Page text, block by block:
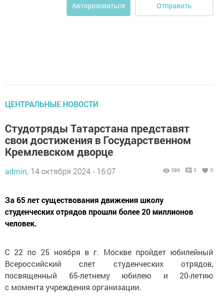
Авторизоваться Отправить
ЦЕНТРАЛЬНЫЕ НОВОСТИ
Студотряды Татарстана представят
свои достижения в Государственном
Кремлевском дворце
admin, 14 октября 2024 - 16:07 399 0 0
За 65 лет существования движения школу
студенческих отрядов прошли более 20 миллионов
человек.
С 22 по 25 ноября в г. Москве пройдет юбилейный
Всероссийский слет студенческих отрядов,
посвященный 65-летнему юбилею и 20-летию
с момента учреждения организации.